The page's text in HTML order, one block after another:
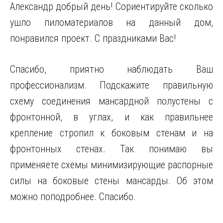
Александр добрый день! Сориентируйте сколько
ушло пиломатериалов на данный дом,
понравился проект. С праздниками Вас!
Спасибо, приятно наблюдать Ваш
профессионализм. Подскажите правильную
схему соединения мансардной полустены с
фронтонной, в углах, и как правильнее
крепление стропил к боковым стенам и на
фронтонных стенах. Так понимаю вы
применяете схемы минимизирующие распорные
силы на боковые стены мансарды. Об этом
можно поподробнее. Спасибо.